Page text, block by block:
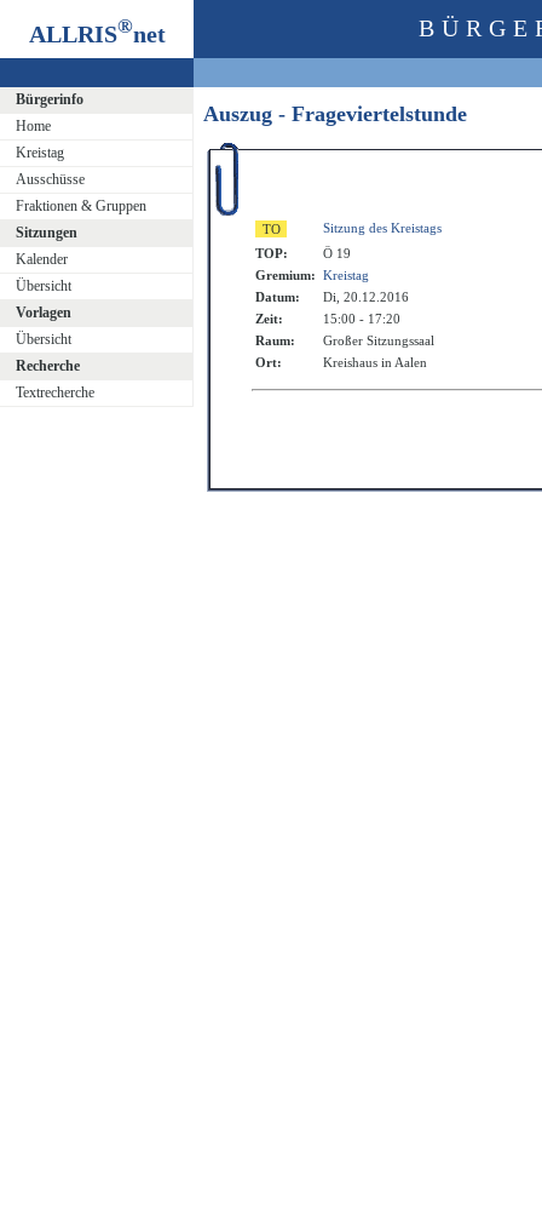
ALLRIS®net
Bürgerinfo
Home
Kreistag
Ausschüsse
Fraktionen & Gruppen
Sitzungen
Kalender
Übersicht
Vorlagen
Übersicht
Recherche
Textrecherche
Auszug - Frageviertelstunde
Sitzung des Kreistags
TOP:
Ö 19
Gremium: Kreistag
Datum:
Di, 20.12.2016
Zeit:
15:00 - 17:20
Raum:
Großer Sitzungssaal
Ort:
Kreishaus in Aalen